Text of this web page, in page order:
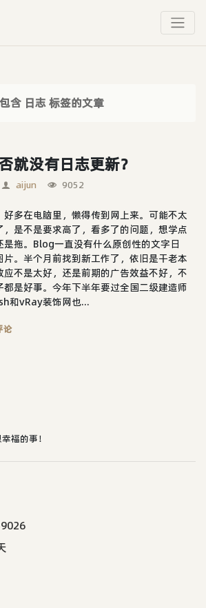
包含 日志 标签的文章
就没有日志更新？
aijun 9052
多在电脑里，懒得传到网上来。可能不太
是不是要求高了，看多了的问题，想学点
拖。Blog一直没有什么原创性的文字日
。半个月前找到新工作了，依旧是干老本
不是太好，还是前期的广告效益不好，不
是好事。今年下半年要过全国二级建造师
和vRay装饰网也...
论
福的事！